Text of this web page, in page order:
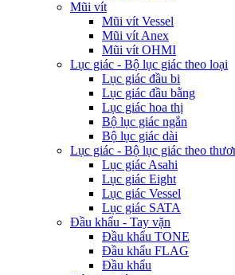
Mũi vít
Mũi vít Vessel
Mũi vít Anex
Mũi vít OHMI
Lục giác - Bộ lục giác theo loại
Lục giác đầu bi
Lục giác đầu bằng
Lục giác hoa thị
Bộ lục giác ngắn
Bộ lục giác dài
Lục giác - Bộ lục giác theo
Lục giác Asahi
Lục giác Eight
Lục giác Vessel
Lục giác SATA
Đầu khẩu - Tay vặn
Đầu khẩu TONE
Đầu khẩu FLAG
Đầu khẩu